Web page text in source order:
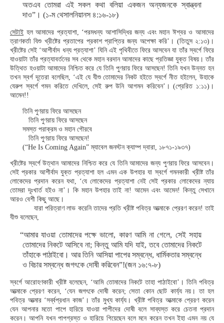
অতএব তোমরা এই সকল কথা বলিয়া একজন অন্যজনকে স্বান্ত্বনা
দাও”। (১-ম থেসালনিয়ানস ৪:১৬-১৮)
সেটাই হল আমাদের প্রত্যাশা, ‘পরমধন্য আশাসিদ্ধির জন্য এবং মহান ঈশ্বর ও আমাদের
ত্রাণকর্তা যিশু খ্রীষ্টের প্রতাপের প্রকাশ প্রাপ্তির জন্য অপেক্ষা করি’। (তিতুস ২:১৩)।
খ্রীষ্টের সেই ‘আশীর্বাদ ধন্য প্রত্যাশা’ যিনি এই পৃথিবীতে ফিরে আসবেন যা তাঁর স্বর্গে ফিরে
যাওয়াটা তাঁর প্রত্যাবর্তনের সব থেকে মহান বরদান আমাদের কাছে প্রতিজ্ঞা যুক্ত বিষয়। তাঁর
উত্থিত হওয়াটা আমাদের নিশ্চিত করে যে তিনি পুণরায় ফিরে আসছেন! তিনি যখন উন্নত হন
তখন স্বর্গ দূতেরা বলেছিল, ‘এই যে যীশু তোমাদের নিকট হইতে স্বর্গে নীত হইলেন, উহাকে
যেরুপ স্বর্গে গমন করিতে দেখিলে, সেই রুপ উনি আগমন করিবেন’। (প্রেরিত ১:১১)।
আমেন!!
তিনি পুণরায় ফিরে আসছেন
তিনি পুণরায় ফিরে আসছেন
সমস্ত পরাক্রম ও মহান গৌরবে
তিনি পুণরায় ফিরে আসছেন!
(“He Is Coming Again” ম্যাবেল জনস্টন ক্যাম্প দ্বারা, ১৮৭১-১৯৩৭)
খ্রীষ্টের স্বর্গে উত্থান আমাদের নিশ্চিত করে যে তিনি আমাদের জন্য পুণরায় ফিরে আসবেন।
সেই প্রকার আশীর্বাদ যুক্ত প্রত্যাশা হল এমন এক উপহার যা স্বর্গে গমনকারী খ্রীষ্ট তাঁর
লোকেদের প্রদান করেন যথা, ‘যে লোকেদের প্রত্যাশা নেই সেই প্রকার লোকেদের ন্যায়
তোমরা দূঃখার্ত হইও না’। কি মহান উপহার তাই না! আমেন এবং আমেন! কিন্তু সেখানে
আরও বেশী কিছু আছে।
যারা পরিত্রাণ লাভ করেনি তাদের প্রতি খ্রীষ্ট পবিত্র আত্মাকে প্রেরণ করেন! তাই
যীশু বলেছেন,
“আমার যাওয়া তোমাদের পক্ষে ভালো, কারণ আমি না গেলে, সেই সহায়
তোমাদের নিকটে আসিবে না; কিন্তু আমি যদি যাই, তবে তোমাদের নিকটে
তাঁহাকে পাঠাইবো। আর তিনি আসিয়া পাপের সম্বন্ধে, ধার্মিকতার সম্বন্ধে
ও বিচার সম্বন্ধে জগৎকে দোষী করিবেন”!(জন ১৬:৭-৮)
স্বর্গে আরোহণকারী খ্রীষ্ট বলেছেন, ‘আমি তোমাদের নিকটে তাহা পাঠাইবো’। তিনি পবিত্র
আত্মাকে প্রেরণ করেন, ‘যেন জগৎকে দোষী করেন; সেতা কোন ছোট কার্য্য নয়। তা হল
পবিত্র আত্মার ‘সর্ব্বপ্রধান কাজ’। তাঁর মুখ্য কার্য্য। খ্রীষ্ট পবিত্র আত্মাকে প্রেরণ করেন
যেন আপনার মতো পাপে হারিয়ে যাওয়া পাপীদের দোষী বলে সাব্যস্ত করে চেতনা প্রদান
করেন। আপনি যখন পাপগ্রস্ত ও হারিয়ে গিয়েছেন বলে মনে করেন তখন ইহা এমন নয় যে